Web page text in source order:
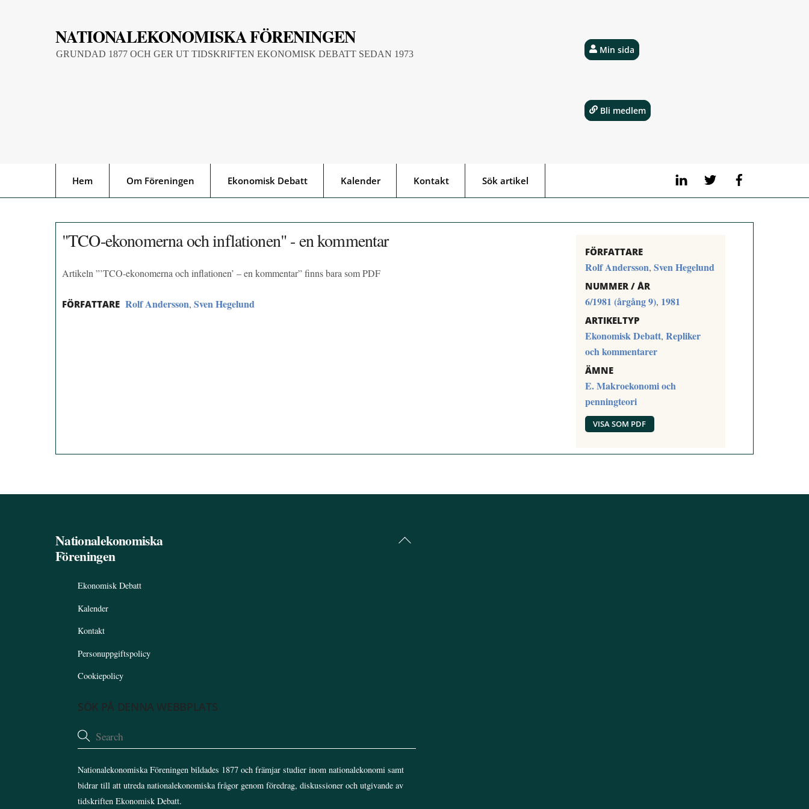
NATIONALEKONOMISKA FÖRENINGEN
GRUNDAD 1877 OCH GER UT TIDSKRIFTEN EKONOMISK DEBATT SEDAN 1973
LinkedIn Twitter
Hem Om Föreningen Ekonomisk Debatt Kalender Kontakt Sök artikel
Min sida
Bli medlem
"TCO-ekonomerna och inflationen" - en kommentar
Artikeln ”’TCO-ekonomerna och inflationen’ – en kommentar” finns bara som PDF
FÖRFATTARE Rolf Andersson, Sven Hegelund
FÖRFATTARE
Rolf Andersson, Sven Hegelund
NUMMER / ÅR
6/1981 (årgång 9), 1981
ARTIKELTYP
Ekonomisk Debatt, Repliker
och kommentarer
ÄMNE
E. Makroekonomi och
penningteori
VISA SOM PDF
Back
Nationalekonomiska
Föreningen
Ekonomisk Debatt
Kalender
Kontakt
Personuppgiftspolicy
Cookiepolicy
SÖK PÅ DENNA WEBBPLATS
Nationalekonomiska Föreningen bildades 1877 och främjar studier inom nationalekonomi samt
bidrar till att utreda nationalekonomiska frågor genom föredrag, diskussioner och utgivande av
tidskriften Ekonomisk Debatt.